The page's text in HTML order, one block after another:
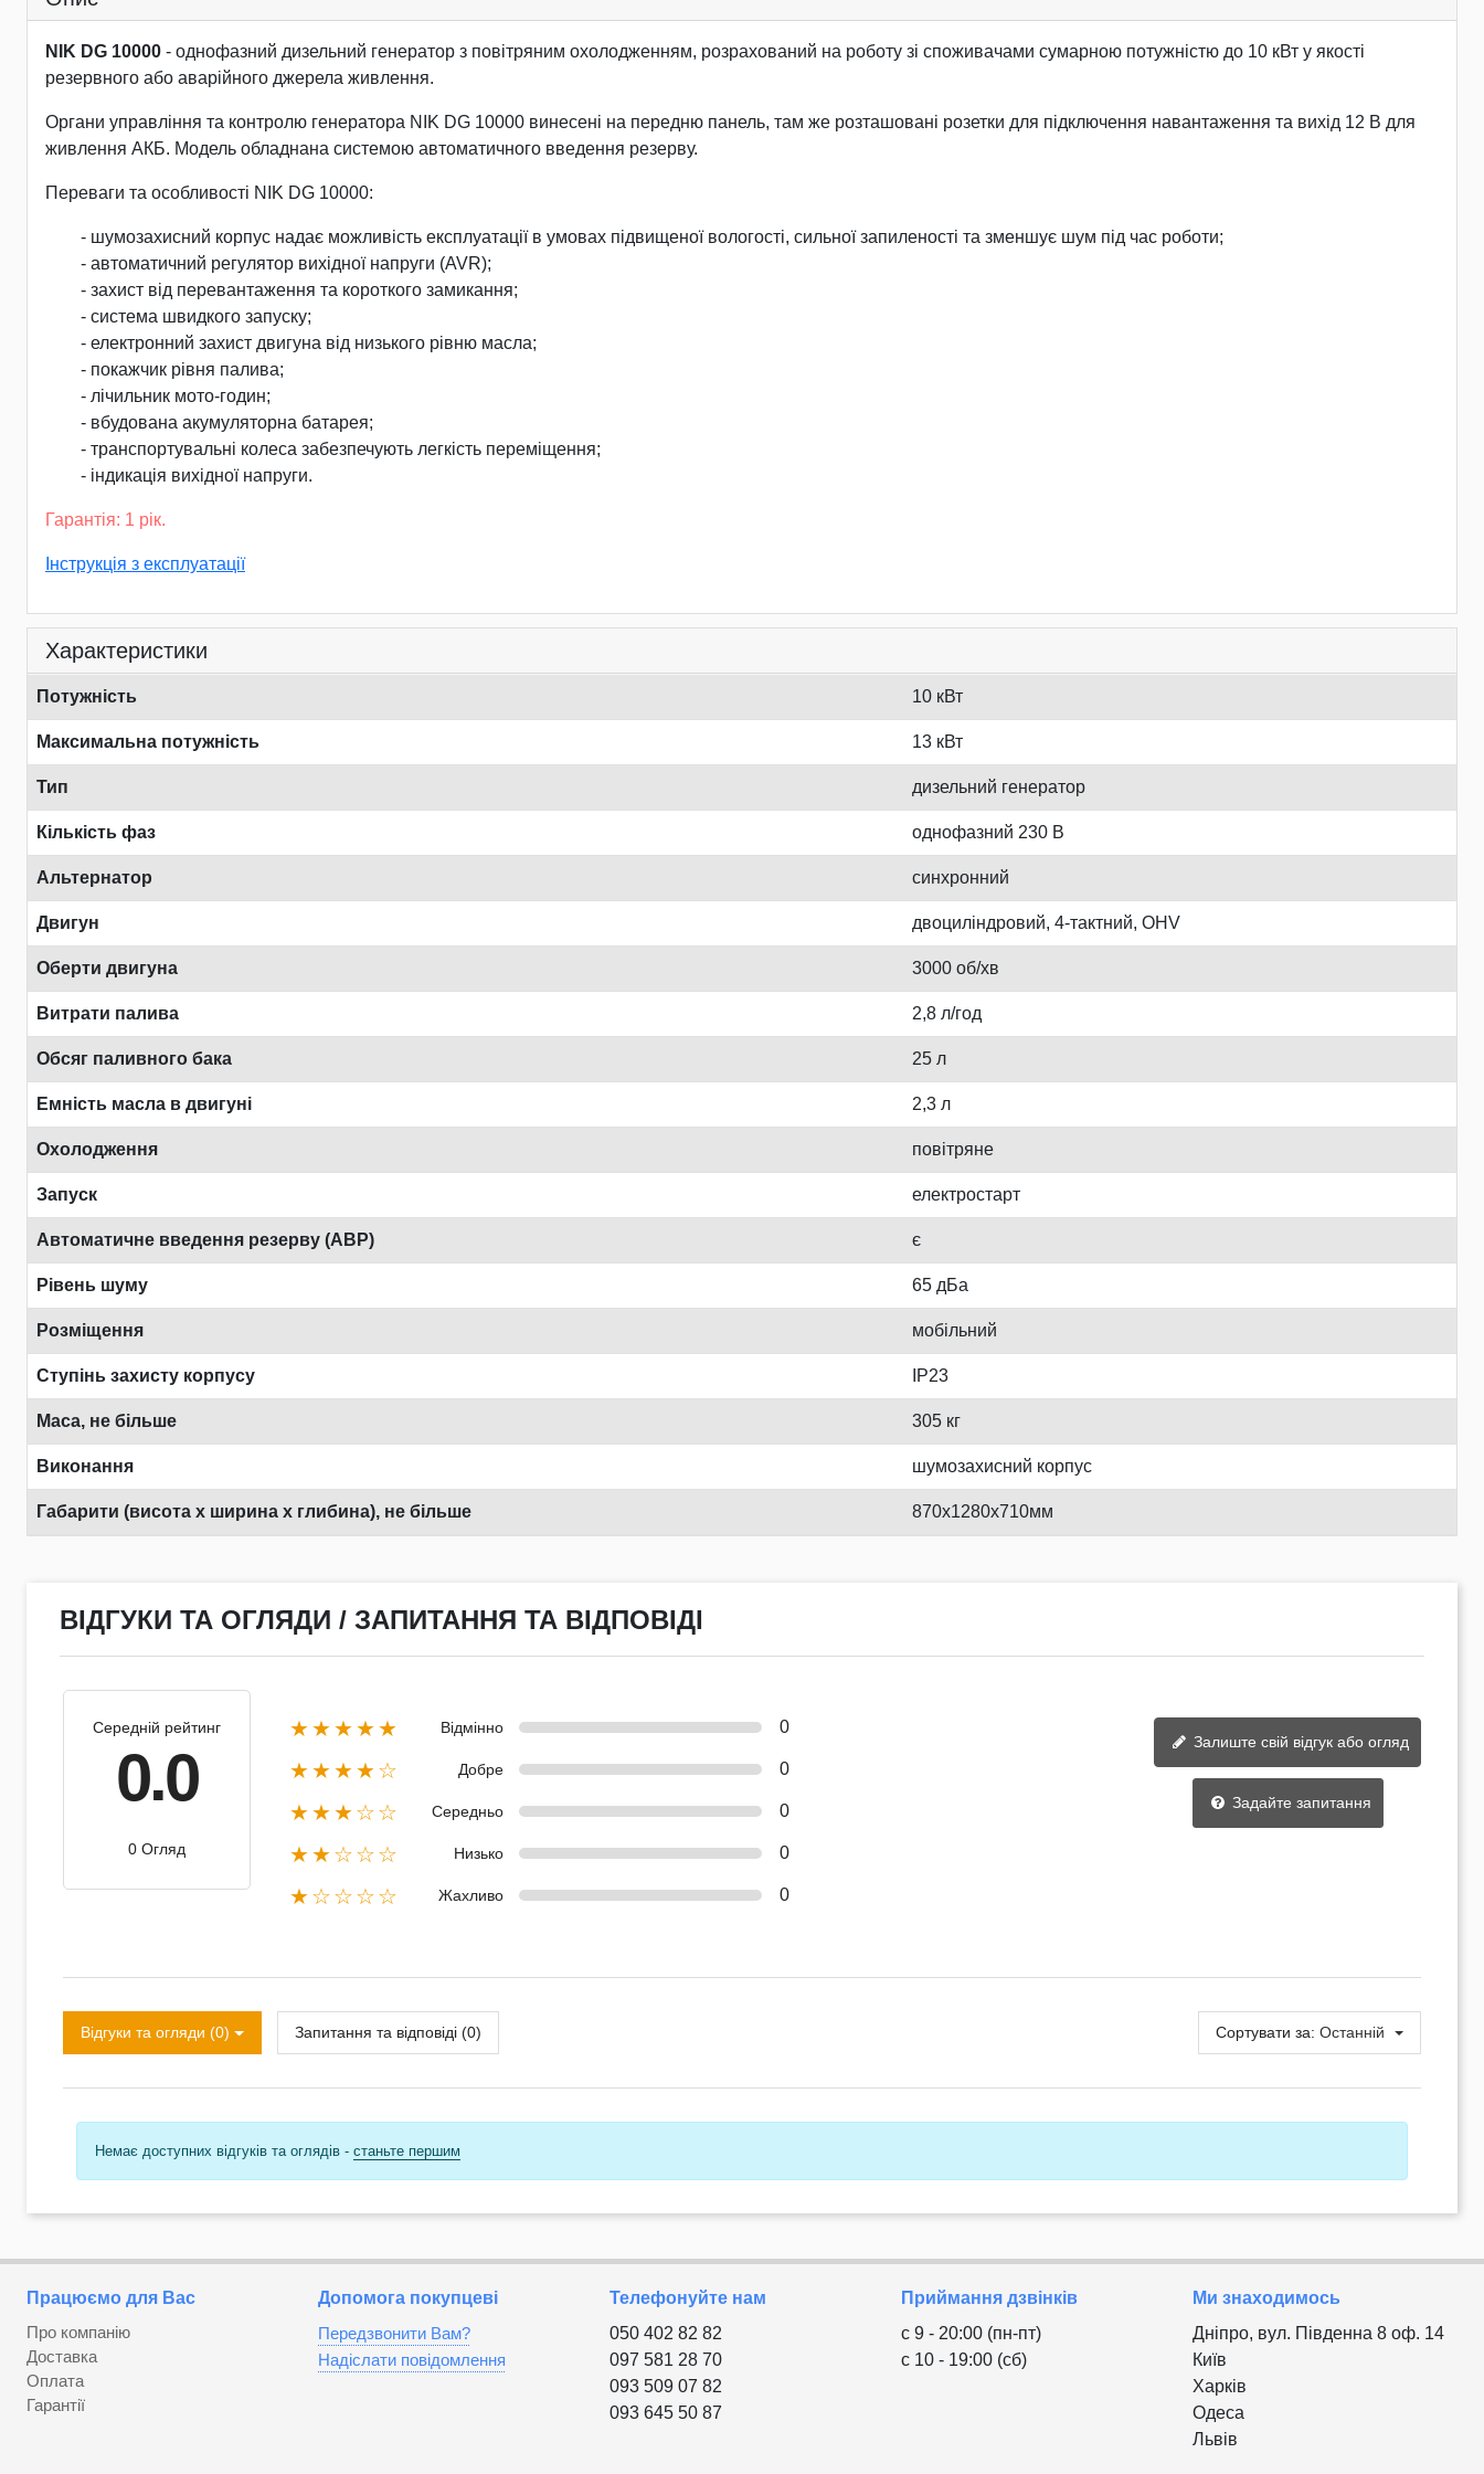
NIK DG 10000 - однофазний дизельний генератор з повітряним охолодженням, розрахований на роботу зі споживачами сумарною потужністю до 10 кВт у якості
резервного або аварійного джерела живлення.
Органи управління та контролю генератора NIK DG 10000 винесені на передню панель, там же розташовані розетки для підключення навантаження та вихід 12 В для
живлення АКБ. Модель обладнана системою автоматичного введення резерву.
Переваги та особливості NIK DG 10000:
- шумозахисний корпус надає можливість експлуатації в умовах підвищеної вологості, сильної запиленості та зменшує шум під час роботи;
- автоматичний регулятор вихідної напруги (AVR);
- захист від перевантаження та короткого замикання;
- система швидкого запуску;
- електронний захист двигуна від низького рівню масла;
- покажчик рівня палива;
- лічильник мото-годин;
- вбудована акумуляторна батарея;
- транспортувальні колеса забезпечують легкість переміщення;
- індикація вихідної напруги.
Гарантія: 1 рік.
Інструкція з експлуатації
Характеристики
Потужність 10 кВт
Максимальна потужність 13 кВт
Тип дизельний генератор
Кількість фаз однофазний 230 В
Альтернатор синхронний
Двигун двоциліндровий, 4-тактний, OHV
Оберти двигуна 3000 об/хв
Витрати палива 2,8 л/год
Обсяг паливного бака 25 л
Емність масла в двигуні 2,3 л
Охолодження повітряне
Запуск електростарт
Автоматичне введення резерву (АВР) є
Рівень шуму 65 дБа
Розміщення мобільний
Ступінь захисту корпусу IP23
Маса, не більше 305 кг
Виконання шумозахисний корпус
Габарити (висота х ширина х глибина), не більше 870х1280х710мм
ВІДГУКИ ТА ОГЛЯДИ / ЗАПИТАННЯ ТА ВІДПОВІДІ
Середній рейтинг
0.0
0 Огляд
★★★★★ Відмінно 0
★★★★☆ Добре 0
★★★☆☆ Середньо 0
★★☆☆☆ Низько 0
★☆☆☆☆ Жахливо 0
Залиште свій відгук або огляд
Задайте запитання
Відгуки та огляди (0) Запитання та відповіді (0) Сортувати за: Останній
Немає доступних відгуків та оглядів - станьте першим
Працюємо для Вас
Про компанію
Доставка
Оплата
Гарантії
Допомога покупцеві
Передзвонити Вам?
Надіслати повідомлення
Телефонуйте нам
050 402 82 82
097 581 28 70
093 509 07 82
093 645 50 87
Приймання дзвінків
с 9 - 20:00 (пн-пт)
с 10 - 19:00 (сб)
Ми знаходимось
Дніпро, вул. Південна 8 оф. 14
Київ
Харків
Одеса
Львів